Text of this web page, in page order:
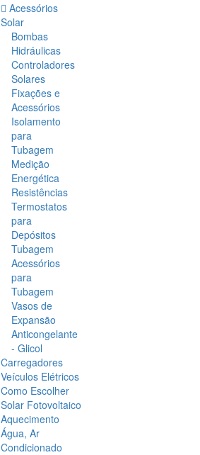
Acessórios
Solar
Bombas
Hidráulicas
Controladores
Solares
Fixações e
Acessórios
Isolamento
para
Tubagem
Medição
Energética
Resistências
Termostatos
para
Depósitos
Tubagem
Acessórios
para
Tubagem
Vasos de
Expansão
Anticongelante
- Glicol
Carregadores
Veículos Elétricos
Como Escolher
Solar Fotovoltaico
Aquecimento
Água, Ar
Condicionado